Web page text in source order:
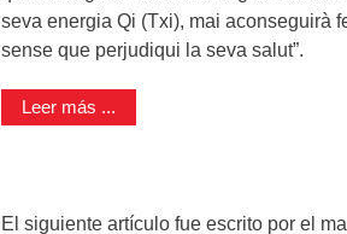
seva energia Qi (Txi), mai aconseguirà
sense que perjudiqui la seva salut”.
Leer más ...
El siguiente artículo fue escrito por el